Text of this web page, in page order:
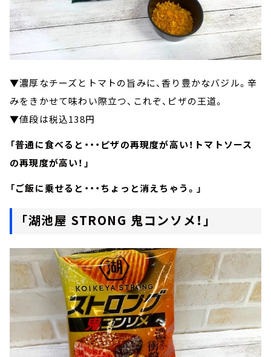
▼濃厚なチーズとトマトの旨みに、香り豊かなバジル。辛
みをきかせて味わい際立つ、これぞ、ピザの王道。
▼値段は税込138円
「普通に食べると・・・ピザの再現度が高い！トマトソース
の再現度が高い！」
「ご飯に乗せると・・・ちょっと消えちゃう。」
「湖池屋 STRONG 鬼コンソメ！」